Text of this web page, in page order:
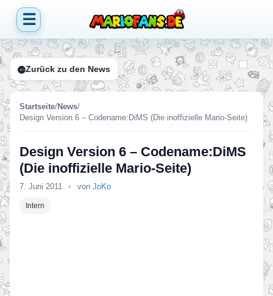
☰
Zurück zu den News
Startseite/News/
Design Version 6 – Codename:DiMS (Die inoffizielle Mario-Seite)
Design Version 6 – Codename:DiMS
(Die inoffizielle Mario-Seite)
7. Juni 2011 • von JoKo
Intern